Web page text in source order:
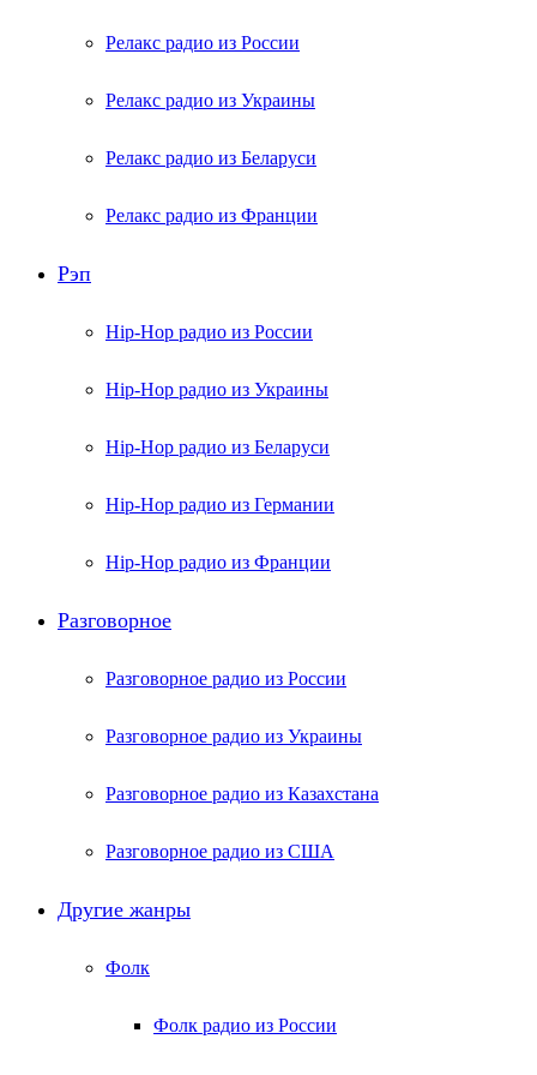
Релакс радио из России
Релакс радио из Украины
Релакс радио из Беларуси
Релакс радио из Франции
Рэп
Hip-Hop радио из России
Hip-Hop радио из Украины
Hip-Hop радио из Беларуси
Hip-Hop радио из Германии
Hip-Hop радио из Франции
Разговорное
Разговорное радио из России
Разговорное радио из Украины
Разговорное радио из Казахстана
Разговорное радио из США
Другие жанры
Фолк
Фолк радио из России